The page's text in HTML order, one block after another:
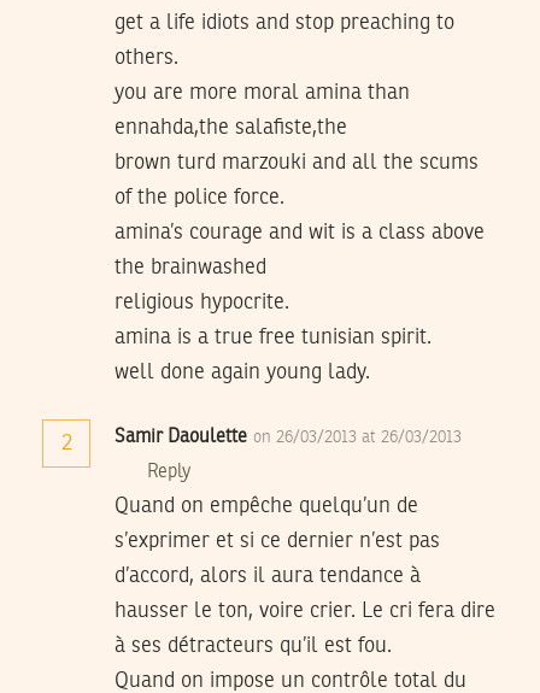
get a life idiots and stop preaching to
others.
you are more moral amina than
ennahda,the salafiste,the
brown turd marzouki and all the scums
of the police force.
amina’s courage and wit is a class above
the brainwashed
religious hypocrite.
amina is a true free tunisian spirit.
well done again young lady.
2 Samir Daoulette on 26/03/2013 at 26/03/2013
Reply
Quand on empêche quelqu’un de
s’exprimer et si ce dernier n’est pas
d’accord, alors il aura tendance à
hausser le ton, voire crier. Le cri fera dire
à ses détracteurs qu’il est fou.
Quand on impose un contrôle total du